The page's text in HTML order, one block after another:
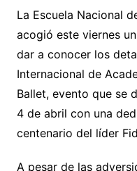
La Escuela Nacional
acogió este viernes
dar a conocer los
Internacional de
Ballet, evento que se
4 de abril con una
centenario del líder
A pesar de las